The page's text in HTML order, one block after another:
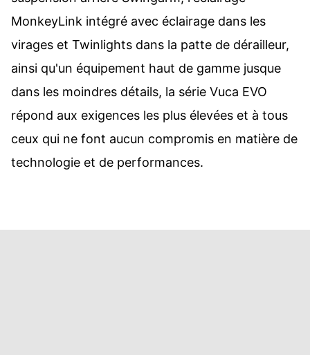
MonkeyLink intégré avec éclairage dans les
virages et Twinlights dans la patte de dérailleur,
ainsi qu'un équipement haut de gamme jusque
dans les moindres détails, la série Vuca EVO
répond aux exigences les plus élevées et à tous
ceux qui ne font aucun compromis en matière de
technologie et de performances.